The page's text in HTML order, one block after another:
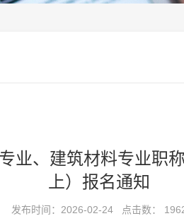
业、建筑材料专业职
上）报名通知
发布时间：2026-02-24 点击数：